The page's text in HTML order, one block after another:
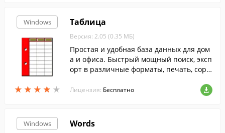
Windows
★ ★ ★ ★ ★
★ ★ ★ ★ ★
Таблица
Версия: 2.05 (0.35 МБ)
Простая и удобная база данных для дом
а и офиса. Быстрый мощный поиск, эксп
орт в различные форматы, печать, сорт
тройки интерфейса, поддерживается ог
Лицензия: Бесплатно
Windows Words